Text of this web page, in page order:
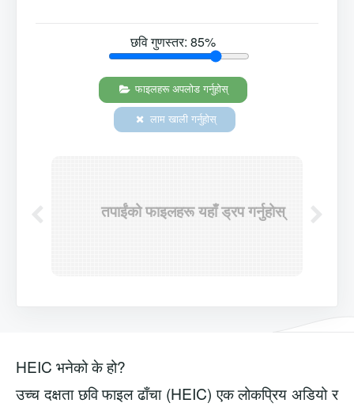
छवि गुणस्तर: 85%
फाइलहरू अपलोड गर्नुहोस्
लाम खाली गर्नुहोस्
तपाईंको फाइलहरू यहाँ ड्रप गर्नुहोस्
HEIC भनेको के हो?
उच्च दक्षता छवि फाइल ढाँचा (HEIC) एक लोकप्रिय अडियो र